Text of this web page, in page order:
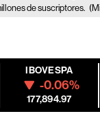
de suscriptores.
IBOVESPA
-0.06%
177,894.97